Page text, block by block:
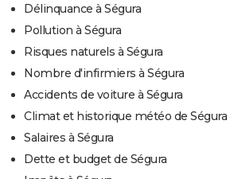
Délinquance à Ségura
Pollution à Ségura
Risques naturels à Ségura
Nombre d'infirmiers à Ségura
Accidents de voiture à Ségura
Climat et historique météo de Ségura
Salaires à Ségura
Dette et budget de Ségura